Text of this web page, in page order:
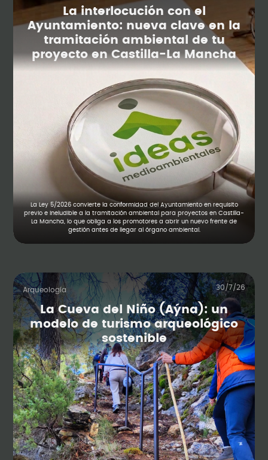
La interlocución con el
Ayuntamiento: nueva clave en la
tramitación ambiental de tu
proyecto en Castilla-La Mancha
La Ley 5/2026 convierte la conformidad del Ayuntamiento en requisito
previo e ineludible a la tramitación ambiental para proyectos en Castilla-
La Mancha, lo que obliga a los promotores a abrir un nuevo frente de
gestión antes de llegar al órgano ambiental.
Arqueología 30/7/26
La Cueva del Niño (Aýna): un
modelo de turismo arqueológico
sostenible